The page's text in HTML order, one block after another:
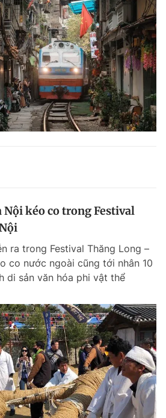
Nội kéo co trong Festival
ra trong Festival Thăng Long –
co nước ngoài cũng tới nhân 10
di sản văn hóa phi vật thể